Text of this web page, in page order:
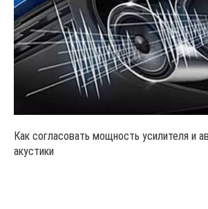
Как согласовать мощность усилителя и
акустики